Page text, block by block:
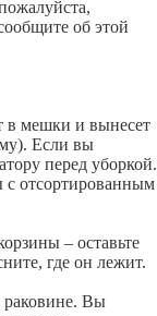
об этой
в мешки и вынесет
Если вы
перед уборкой.
с отсортированным
– оставьте
где он лежит.
раковине. Вы